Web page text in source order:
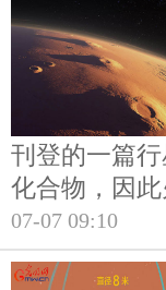
刊登的一篇
化合物，因
07-07 09:10